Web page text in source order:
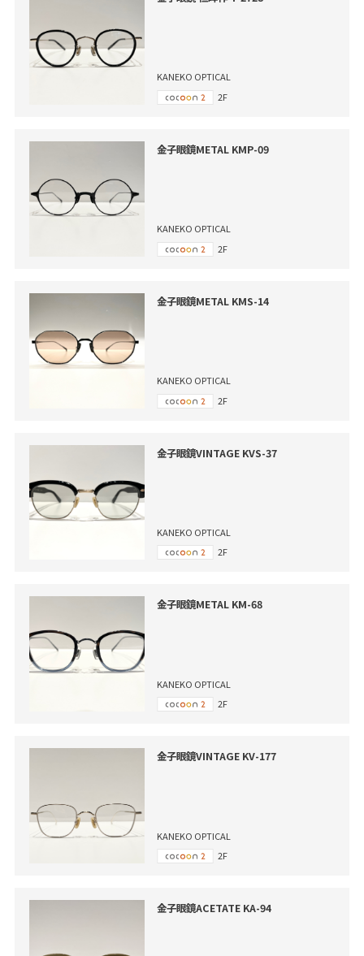
KANEKO OPTICAL
2F
金子眼鏡METAL KMP-09
KANEKO OPTICAL
2F
金子眼鏡METAL KMS-14
KANEKO OPTICAL
2F
金子眼鏡VINTAGE KVS-37
KANEKO OPTICAL
2F
金子眼鏡METAL KM-68
KANEKO OPTICAL
2F
金子眼鏡VINTAGE KV-177
KANEKO OPTICAL
2F
金子眼鏡ACETATE KA-94